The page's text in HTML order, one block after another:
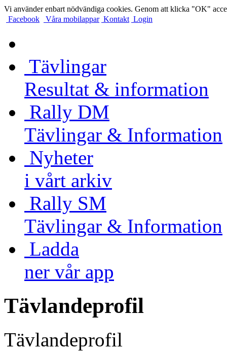
Vi använder enbart nödvändiga cookies. Genom att klicka "OK"
Facebook
Våra mobilappar Kontakt Login
Tävlingar
Resultat & information
Rally DM
Tävlingar & Information
Nyheter
i vårt arkiv
Rally SM
Tävlingar & Information
Ladda
ner vår app
Tävlandeprofil
Tävlandeprofil